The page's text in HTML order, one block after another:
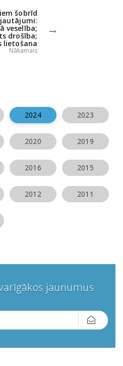
šobrīd
veselība;
drošība;
lietošana
Nākamais
2024 2023
2020 2019
2016 2015
2012 2011
jaunumus